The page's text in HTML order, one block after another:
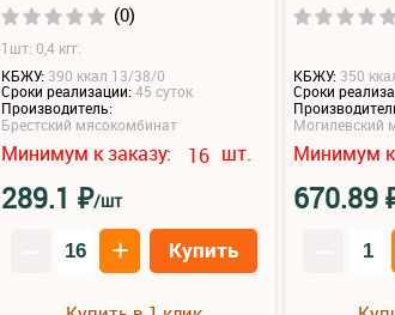
(0)
1шт: 0,4 кгг.
КБЖУ: 390 ккал 13/38/0
Сроки реализации:45 суток
Производитель:
Брестский мясокомбинат
Минимум к заказу: 16 шт.
289.1 ₽/шт
+ Купить
КБЖУ: 350
Сроки
Могилевский
Минимум к
670.89